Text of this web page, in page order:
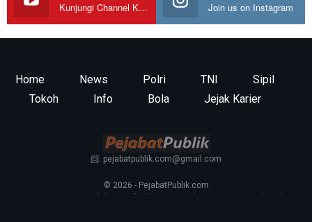
Kunjungi Channel Kami Join us on Instagram
Home News Polri TNI
Sipil
Tokoh
Info Bola Jejak Karier
📨: pejabatpublik.com@gmail.com
© 2026 - PejabatPublik.com